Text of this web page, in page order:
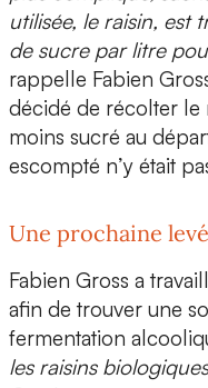
utilisée, le raisin, est
de sucre par litre
rappelle Fabien
décidé de récolter le
moins sucré au
escompté n’y était
Une prochaine
Fabien Gross a
afin de trouver une
fermentation
les raisins